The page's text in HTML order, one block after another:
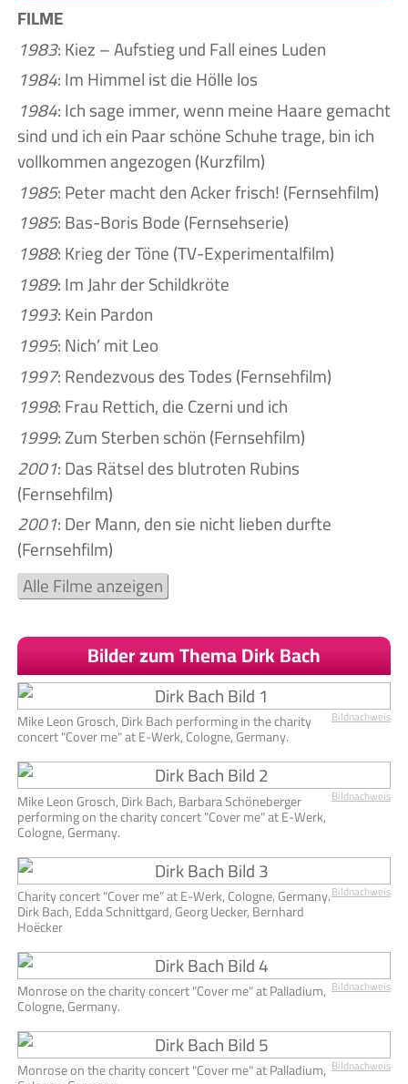
FILME
1983: Kiez – Aufstieg und Fall eines Luden
1984: Im Himmel ist die Hölle los
1984: Ich sage immer, wenn meine Haare gemacht
sind und ich ein Paar schöne Schuhe trage, bin ich
vollkommen angezogen (Kurzfilm)
1985: Peter macht den Acker frisch! (Fernsehfilm)
1985: Bas-Boris Bode (Fernsehserie)
1988: Krieg der Töne (TV-Experimentalfilm)
1989: Im Jahr der Schildkröte
1993: Kein Pardon
1995: Nich’ mit Leo
1997: Rendezvous des Todes (Fernsehfilm)
1998: Frau Rettich, die Czerni und ich
1999: Zum Sterben schön (Fernsehfilm)
2001: Das Rätsel des blutroten Rubins
(Fernsehfilm)
2001: Der Mann, den sie nicht lieben durfte
(Fernsehfilm)
Alle Filme anzeigen
Bilder zum Thema Dirk Bach
Bildnachweis
Mike Leon Grosch, Dirk Bach performing in the charity
concert "Cover me" at E-Werk, Cologne, Germany.
Bildnachweis
Mike Leon Grosch, Dirk Bach, Barbara Schöneberger
performing on the charity concert "Cover me" at E-Werk,
Cologne, Germany.
Bildnachweis
Charity concert “Cover me” at E-Werk, Cologne, Germany.
Dirk Bach, Edda Schnittgard, Georg Uecker, Bernhard
Hoëcker
Bildnachweis
Monrose on the charity concert "Cover me" at Palladium,
Cologne, Germany.
Bildnachweis
Monrose on the charity concert "Cover me" at Palladium,